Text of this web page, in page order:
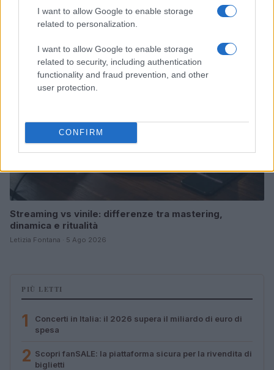
I want to allow Google to enable storage
related to personalization.
I want to allow Google to enable storage
related to security, including authentication
functionality and fraud prevention, and other
user protection.
CONFIRM
Edoardo Marchesi · 5 Ago 2026
Streaming vs vinile: differenze tra mastering,
dinamica e ritualità
Letizia Fontana · 5 Ago 2026
PIÙ LETTI
1
Concerti in Italia: il 2026 supera il miliardo di euro di
spesa
2 Scopri fanSALE: la piattaforma sicura per la rivendita di
biglietti